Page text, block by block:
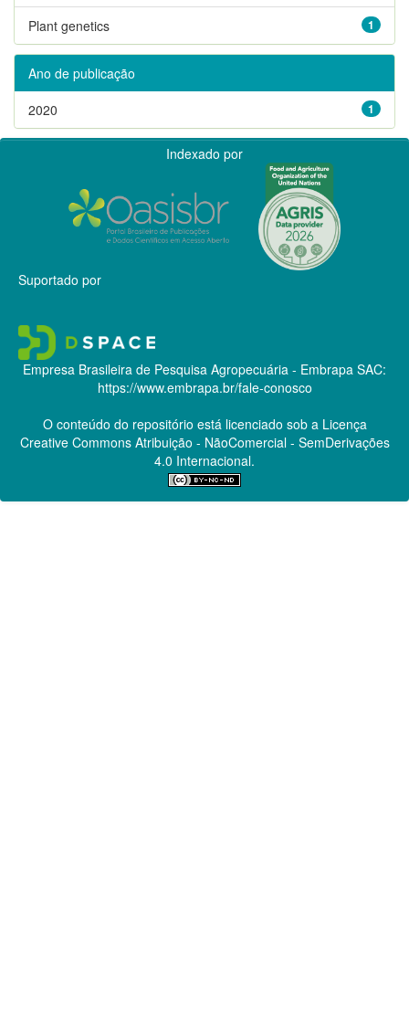
1
Plant genetics
Ano de publicação
1
2020
Indexado por
Suportado por
Empresa Brasileira de Pesquisa Agropecuária - Embrapa SAC:
https://www.embrapa.br/fale-conosco
O conteúdo do repositório está licenciado sob a Licença
Creative CommonsAtribuição - NãoComercial - SemDerivações
4.0 Internacional.